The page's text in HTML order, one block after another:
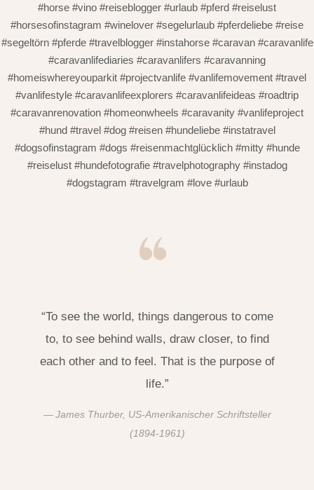
#horse #vino #reiseblogger #urlaub #pferd #reiselust
#horsesofinstagram #winelover #segelurlaub #pferdeliebe #reise
#segeltörn #pferde #travelblogger #instahorse #caravan #caravanlife
#caravanlifediaries #caravanlifers #caravanning
#homeiswhereyouparkit #projectvanlife #vanlifemovement #travel
#vanlifestyle #caravanlifeexplorers #caravanlifeideas #roadtrip
#caravanrenovation #homeonwheels #caravanity #vanlifeproject
#hund #travel #dog #reisen #hundeliebe #instatravel
#dogsofinstagram #dogs #reisenmachtglücklich #mitty #hunde
#reiselust #hundefotografie #travelphotography #instadog
#dogstagram #travelgram #love #urlaub
“To see the world, things dangerous to come
to, to see behind walls, draw closer, to find
each other and to feel. That is the purpose of
life.”
James Thurber, US-Amerikanischer Schriftsteller
(1894-1961)